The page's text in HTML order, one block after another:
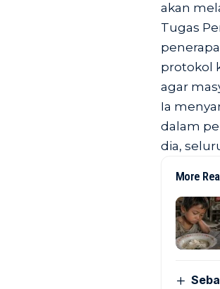
akan
Tugas
protokol
agar
Ia
dalam
dia,
More